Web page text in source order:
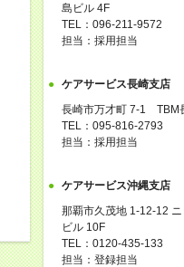
島ビル 4F
TEL：096-211-9572
担当：採用担当
ケアサービス長崎支店
長崎市万才町 7-1 TBM
TEL：095-816-2793
担当：採用担当
ケアサービス沖縄支店
那覇市久茂地 1-12-12
ビル 10F
TEL：0120-435-133
担当：登録担当